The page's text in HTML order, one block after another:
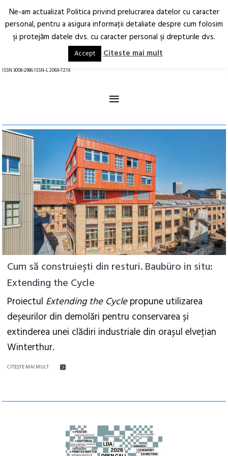
Arhitectură.
Oraș.
RO EN
ISSN 3008-2986 ISSN-L 2069-721X
≡
Cum să construiești din resturi. Baubüro in situ:
Extending the Cycle
Proiectul Extending the Cyclepropune utilizarea
deșeurilor din demolări pentru conservarea și
extinderea unei clădiri industriale din orașul elvețian
Winterthur.
CITEŞTE MAI MULT
Ne-am actualizat Politica privind prelucrarea datelor cu caracter
personal, pentru a asigura informaţii detaliate despre cum folosim
şi protejăm datele dvs. cu caracter personal şi drepturile dvs.
Accept Citeste mai mult